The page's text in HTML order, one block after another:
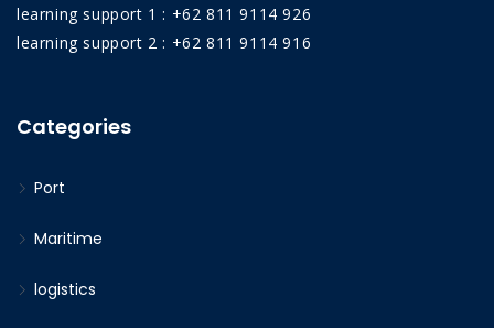
learning support 1 : +62 811 9114 926
learning support 2 : +62 811 9114 916
Categories
Port
Maritime
logistics